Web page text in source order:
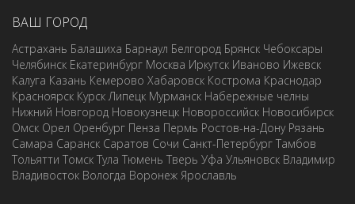
ВАШ ГОРОД
Астрахань Балашиха Барнаул Белгород Брянск Чебоксары
Челябинск Екатеринбург Москва Иркутск Иваново Ижевск
Калуга Казань Кемерово Хабаровск Кострома Краснодар
Красноярск Курск Липецк Мурманск Набережные челны
Нижний Новгород Новокузнецк Новороссийск Новосибирск
Омск Орел Оренбург Пенза Пермь Ростов-на-Дону Рязань
Самара Саранск Саратов Сочи Санкт-Петербург Тамбов
Тольятти Томск Тула Тюмень Тверь Уфа Ульяновск Владимир
Владивосток Вологда Воронеж Ярославль